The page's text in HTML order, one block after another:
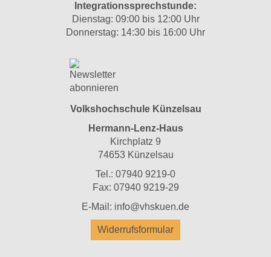
Integrationssprechstunde:
Dienstag: 09:00 bis 12:00 Uhr
Donnerstag: 14:30 bis 16:00 Uhr
Volkshochschule Künzelsau
Hermann-Lenz-Haus
Kirchplatz 9
74653 Künzelsau
Tel.: 07940 9219-0
Fax: 07940 9219-29
E-Mail: info@vhskuen.de
Widerrufsformular